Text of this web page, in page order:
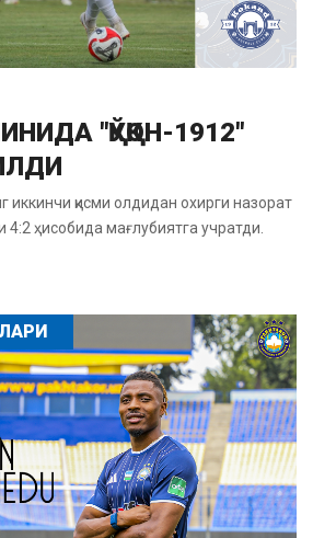
"ҚЎҚОН-1912"
қисми олдидан охирги назорат
4:2 ҳисобида мағлубиятга учратди.